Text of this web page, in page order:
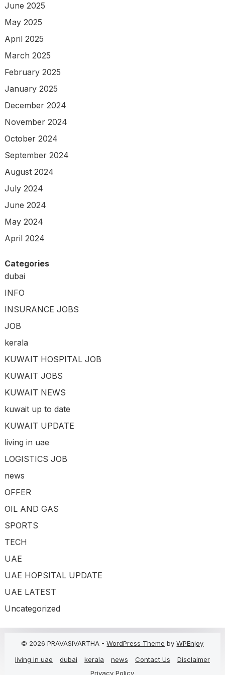
June 2025
May 2025
April 2025
March 2025
February 2025
January 2025
December 2024
November 2024
October 2024
September 2024
August 2024
July 2024
June 2024
May 2024
April 2024
Categories
dubai
INFO
INSURANCE JOBS
JOB
kerala
KUWAIT HOSPITAL JOB
KUWAIT JOBS
KUWAIT NEWS
kuwait up to date
KUWAIT UPDATE
living in uae
LOGISTICS JOB
news
OFFER
OIL AND GAS
SPORTS
TECH
UAE
UAE HOPSITAL UPDATE
UAE LATEST
Uncategorized
© 2026 PRAVASIVARTHA -WordPress Theme byWPEnjoy
living in uae
dubai kerala news Contact Us
Disclaimer
Privacy Policy